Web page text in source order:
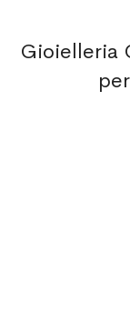
Gioielleria